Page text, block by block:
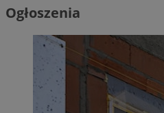
Ogłoszenia